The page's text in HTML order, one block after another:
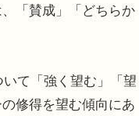
「賛成」「どちらか
て「強く望む」「望
修得を望む傾向にあ